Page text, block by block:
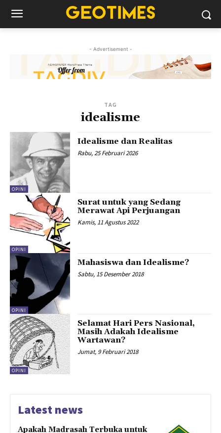
- Advertisement -
TAG
idealisme
OPINI
Idealisme dan Realitas
Rabu, 25 Februari 2026
OPINI
Surat untuk yang Sedang
Merawat Api Perjuangan
Kamis, 11 Agustus 2022
OPINI
Mahasiswa dan Idealisme?
Sabtu, 15 Desember 2018
OPINI
Selamat Hari Pers Nasional,
Masih Adakah Idealisme
Wartawan?
Jumat, 9 Februari 2018
Latest news
Apakah Madrasah Terbuka untuk